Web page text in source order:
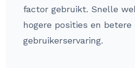
factor gebruikt. Snelle
hogere posities en betere
gebruikerservaring.